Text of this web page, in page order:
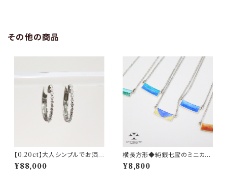
その他の商品
【0.20ct】大人シンプルでお洒
落なフープダイヤモンドピアス
【PT900】
¥88,000
横長方形◆純銀七宝のミニカラ
ータイルネックレス
¥8,800